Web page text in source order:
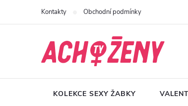
Kontakty Obchodní podmínky
KOLEKCE SEXY ŽABKY